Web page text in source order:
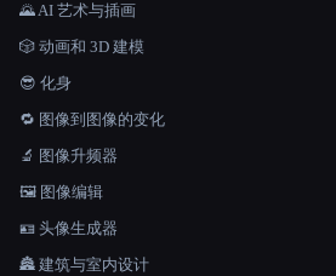
🌄 AI 艺术与插画
🎲 动画和 3D 建模
😎 化身
🔁 图像到图像的变化
🔬 图像升频器
🖼️ 图像编辑
🪪 头像生成器
🏯 建筑与室内设计